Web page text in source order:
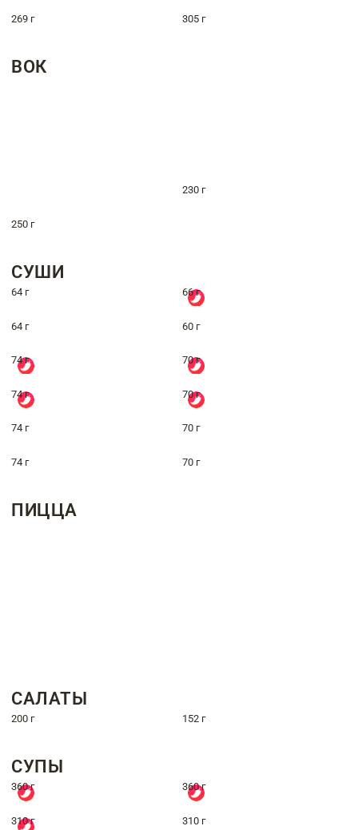
269 г 305 г
ВОК
230 г
250 г
СУШИ
64 г 66 г
64 г 60 г
74 г 70 г
74 г 70 г
74 г 70 г
74 г 70 г
ПИЦЦА
САЛАТЫ
200 г 152 г
СУПЫ
360 г 360 г
310 г 310 г